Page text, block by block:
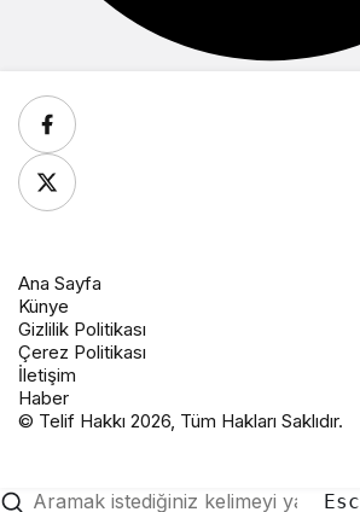
Ana Sayfa
Künye
Gizlilik Politikası
Çerez Politikası
İletişim
Haber
© Telif Hakkı 2026, Tüm Hakları Saklıdır.
Esc